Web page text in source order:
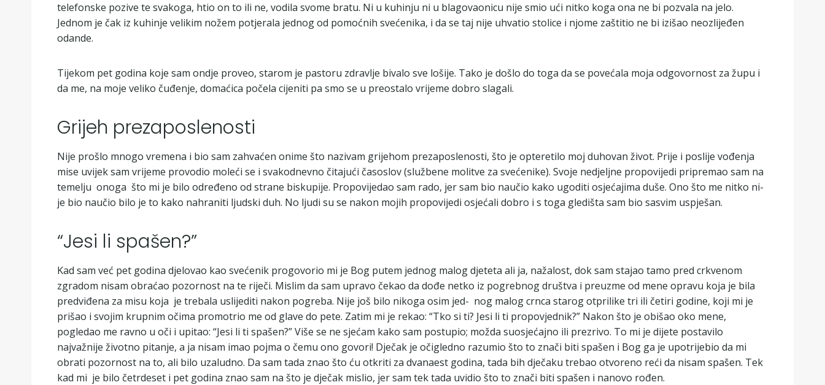
telefonske pozive te svakoga, htio on to ili ne, vodila svome bratu. Ni u kuhinju ni u blagovaonicu nije smio ući nitko koga ona ne bi pozvala na jelo.
Jednom je čak iz kuhinje velikim nožem potjerala jednog od pomoćnih svećenika, i da se taj nije uhvatio stolice i njome zaštitio ne bi izišao neozlijeđen
odande.
Tijekom pet godina koje sam ondje proveo, starom je pastoru zdravlje bivalo sve lošije. Tako je došlo do toga da se povećala moja odgovornost za župu i
da me, na moje veliko čuđenje, domaćica počela cijeniti pa smo se u preostalo vrijeme dobro slagali.
Grijeh prezaposlenosti
Nije prošlo mnogo vremena i bio sam zahvaćen onime što nazivam grijehom prezaposlenosti, što je opteretilo moj duhovan život. Prije i poslije vođenja
mise uvijek sam vrijeme provodio moleći se i svakodnevno čitajući časoslov (službene molitve za svećenike). Svoje nedjeljne propovijedi pripremao sam na
temelju onoga što mi je bilo određeno od strane biskupije. Propovijedao sam rado, jer sam bio naučio kako ugoditi osjećajima duše. Ono što me nitko ni-
je bio naučio bilo je to kako nahraniti ljudski duh. No ljudi su se nakon mojih propovijedi osjećali dobro i s toga gledišta sam bio sasvim uspješan.
“Jesi li spašen?”
Kad sam već pet godina djelovao kao svećenik progovorio mi je Bog putem jednog malog djeteta ali ja, nažalost, dok sam stajao tamo pred crkvenom
zgradom nisam obraćao pozornost na te riječi. Mislim da sam upravo čekao da dođe netko iz pogrebnog društva i preuzme od mene opravu koja je bila
predviđena za misu koja je trebala uslijediti nakon pogreba. Nije još bilo nikoga osim jed- nog malog crnca starog otprilike tri ili četiri godine, koji mi je
prišao i svojim krupnim očima promotrio me od glave do pete. Zatim mi je rekao: “Tko si ti? Jesi li ti propovjednik?” Nakon što je obišao oko mene,
pogledao me ravno u oči i upitao: “Jesi li ti spašen?” Više se ne sjećam kako sam postupio; možda suosjećajno ili prezrivo. To mi je dijete postavilo
najvažnije životno pitanje, a ja nisam imao pojma o čemu ono govori! Dječak je očigledno razumio što to znači biti spašen i Bog ga je upotrijebio da mi
obrati pozornost na to, ali bilo uzaludno. Da sam tada znao što ću otkriti za dvanaest godina, tada bih dječaku trebao otvoreno reći da nisam spašen. Tek
kad mi je bilo četrdeset i pet godina znao sam na što je dječak mislio, jer sam tek tada uvidio što to znači biti spašen i nanovo rođen.